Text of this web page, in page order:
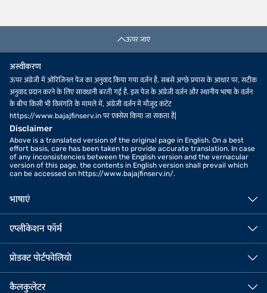
ऊपर जाएं
अस्वीकरण
ऊपर अंग्रेजी में ओरिजिनल पेज का अनुवाद किया गया वर्ज़न है. सबसे अच्छे प्रयास के आधार पर, सटीक
अनुवाद प्रदान करने के लिए सावधानी बरती गई है. इस पेज के अंग्रेजी वर्ज़न और स्थानीय भाषा के वर्ज़न
के बीच किसी भी विसंगति के मामले में, अंग्रेजी वर्ज़न में मौजूद कंटेंट
https://www.bajajfinserv.in पर एक्सेस किया जा सकता है|
Disclaimer
Above is a translated version of the original page in English. On a best
effort basis, care has been taken to provide accurate translation. In case
of any inconsistencies between the English version and the vernacular
version of this page, the contents in English version shall prevail which
can be accessed on https://www.bajajfinserv.in/.
भाषाएं
एप्लीकेशन फॉर्म
प्रोडक्ट पोर्टफोलियो
कैलकुलेटर